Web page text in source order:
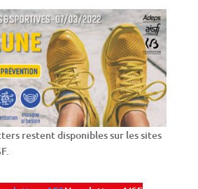
restent disponibles sur les sites